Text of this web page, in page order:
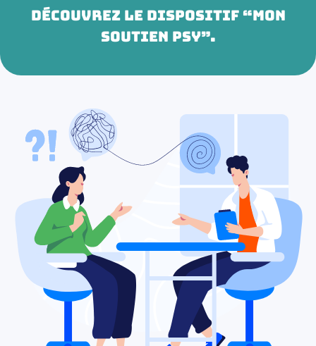
Découvrez le dispositif “Mon
soutien psy”.